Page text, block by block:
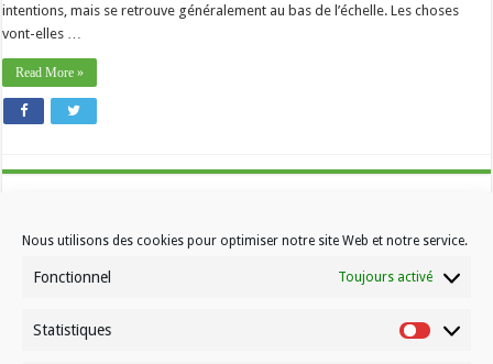
Nous utilisons des cookies pour optimiser notre site Web et notre service.
Fonctionnel Toujours activé
Statistiques
intentions, mais se retrouve généralement au bas de l’échelle. Les choses
vont-elles …
Read More »
Contactez-nous